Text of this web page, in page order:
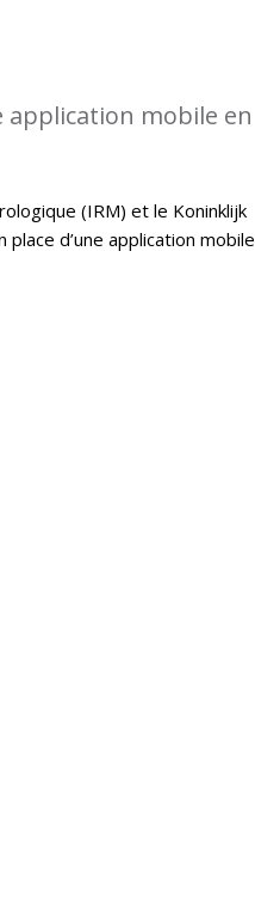
application mobile en
(IRM) et le Koninklijk
d’une application mobile